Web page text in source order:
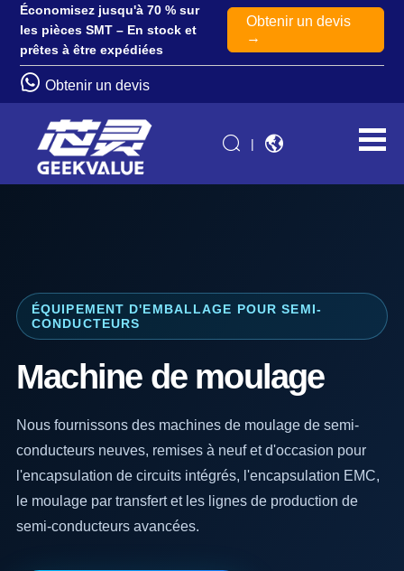
Économisez jusqu'à 70 % sur
les pièces SMT – En stock et
prêtes à être expédiées
Obtenir un devis
→
Obtenir un devis
|
ÉQUIPEMENT D'EMBALLAGE POUR SEMI-
CONDUCTEURS
Machine de moulage
Nous fournissons des machines de moulage de semi-
conducteurs neuves, remises à neuf et d'occasion pour
l'encapsulation de circuits intégrés, l'encapsulation EMC,
le moulage par transfert et les lignes de production de
semi-conducteurs avancées.